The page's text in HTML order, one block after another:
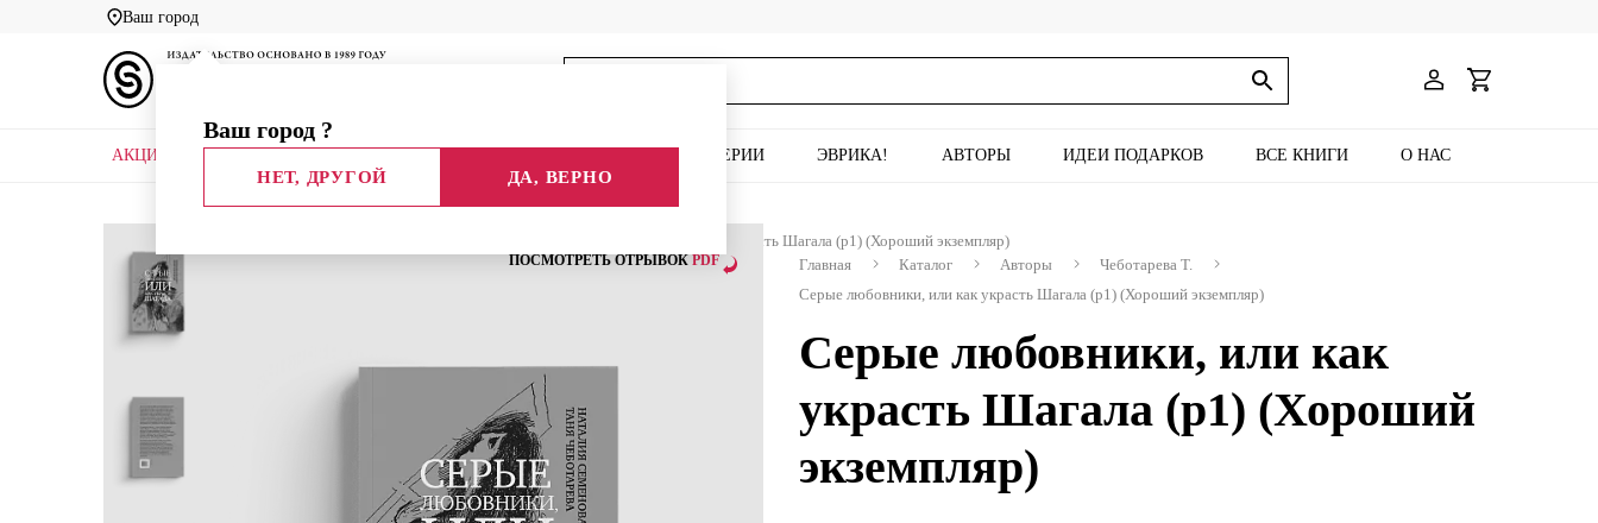
Ваш город
Ваш город ?
НЕТ, ДРУГОЙ ДА, ВЕРНО
АКЦИИ СЕРИИ ЭВРИКА! АВТОРЫ ИДЕИ ПОДАРКОВ ВСЕ КНИГИ О НАС
Серые любовники, или как украсть Шагала (р1) (Хороший экземпляр)
ПОСМОТРЕТЬ ОТРЫВОК PDF Главная Каталог Авторы
Чеботарева Т.
Серые любовники, или как украсть Шагала (р1) (Хороший экземпляр)
Серые любовники, или как
украсть Шагала (р1) (Хороший
экземпляр)